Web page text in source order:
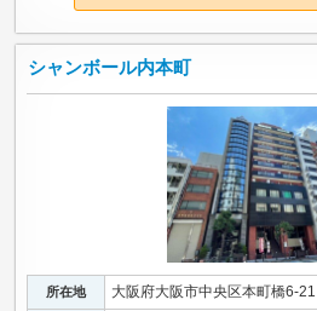
シャンボール内本町
所在地 大阪府大阪市中央区本町橋6-21